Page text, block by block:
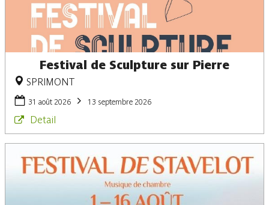
Festival de Sculpture sur Pierre
SPRIMONT
31 août 2026 13 septembre 2026
Detail